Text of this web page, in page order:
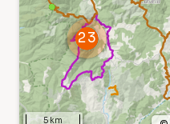
5 km